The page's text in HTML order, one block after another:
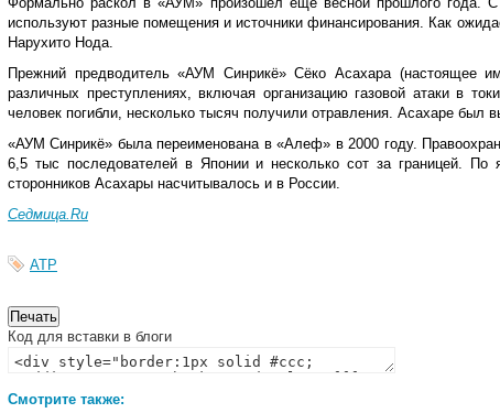
используют разные помещения и источники финансирования. Как
Нарухито Нода.
Прежний предводитель «АУМ Синрикё» Сёко Асахара (настоящее
различных преступлениях, включая организацию газовой атаки в
человек погибли, несколько тысяч получили отравления. Асахаре был
«АУМ Синрикё» была переименована в «Алеф» в 2000 году.
6,5 тыс последователей в Японии и несколько сот за границей.
сторонников Асахары насчитывалось и в России.
Седмица.Ru
АТР
Код для вставки в блоги
Смотрите также: